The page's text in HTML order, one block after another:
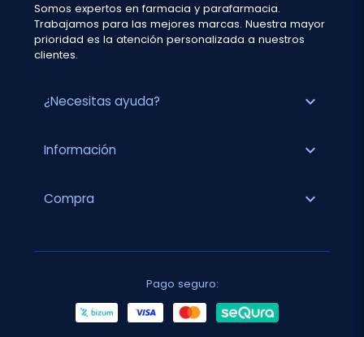
Somos expertos en farmacia y parafarmacia.
Trabajamos para las mejores marcas. Nuestra mayor
prioridad es la atención personalizada a nuestros
clientes.
¿Necesitas ayuda? expand_more
Información expand_more
Compra expand_more
Pago seguro: